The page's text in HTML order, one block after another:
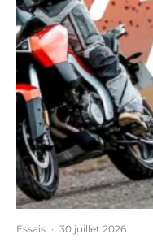
Essais · 30 juillet 2026